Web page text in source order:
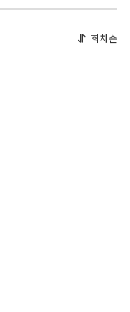
회차순